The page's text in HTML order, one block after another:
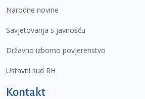
Narodne novine
Savjetovanja s javnošću
Državno izborno povjerenstvo
Ustavni sud RH
Kontakt